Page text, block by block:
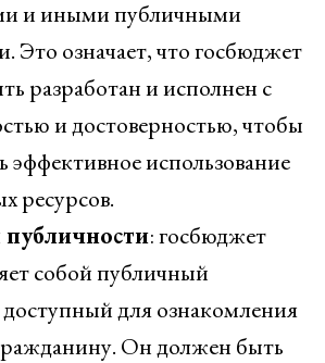
и иными публичными
Это означает, что госбюджет
разработан и исполнен с
и достоверностью, чтобы
эффективное использование
ресурсов.
: госбюджет
собой публичный
для ознакомления
Он должен быть